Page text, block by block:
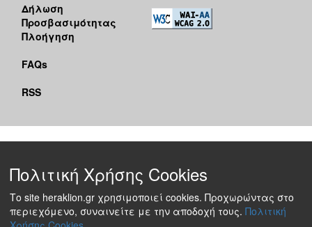
Δήλωση
Προσβασιμότητας
Πλοήγηση
FAQs
RSS
Πολιτική Χρήσης Cookies
Το site heraklion.gr χρησιμοποιεί cookies. Προχωρώντας στο
περιεχόμενο, συναινείτε με την αποδοχή τους. Πολιτική